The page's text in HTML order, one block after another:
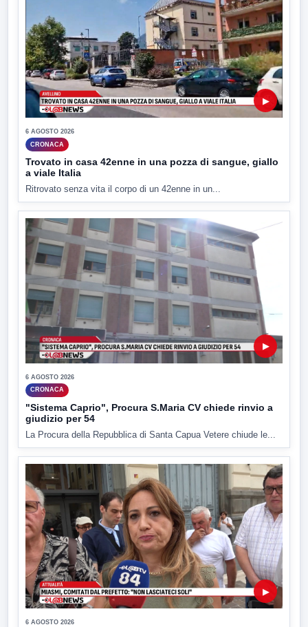
▶
6 AGOSTO 2026
CRONACA
Trovato in casa 42enne in una pozza di sangue, giallo
a viale Italia
Ritrovato senza vita il corpo di un 42enne in un...
▶
6 AGOSTO 2026
CRONACA
"Sistema Caprio", Procura S.Maria CV chiede rinvio a
giudizio per 54
La Procura della Repubblica di Santa Capua Vetere chiude le...
▶
6 AGOSTO 2026